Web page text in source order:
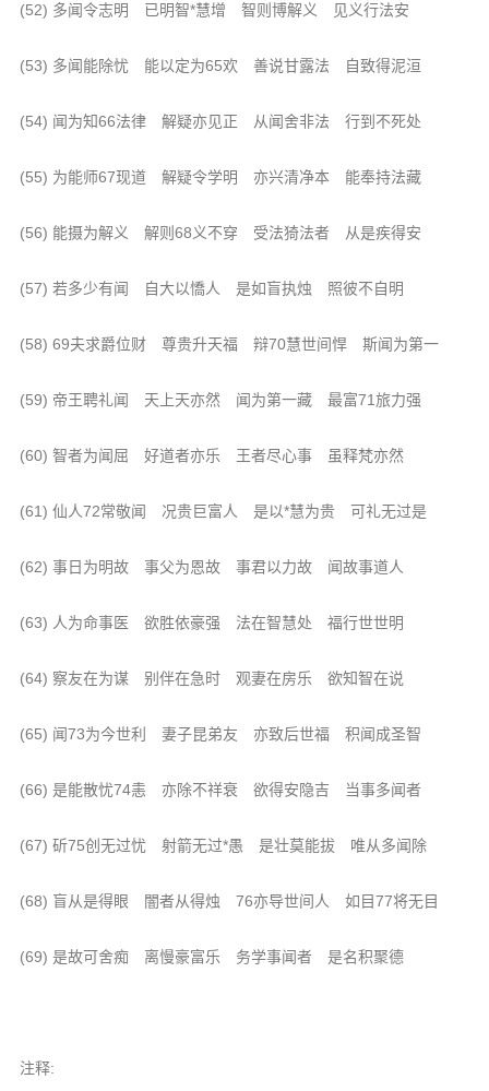
音频视频
弘法书籍
皈依斋戒
菩提静修营
信息公告
西园风光
(52) 多闻令志明 已明智*慧增 智则博解义 见义行法安
(53) 多闻能除忧 能以定为65欢 善说甘露法 自致得泥洹
(54) 闻为知66法律 解疑亦见正 从闻舍非法 行到不死处
(55) 为能师67现道 解疑令学明 亦兴清净本 能奉持法藏
(56) 能摄为解义 解则68义不穿 受法猗法者 从是疾得安
(57) 若多少有闻 自大以憍人 是如盲执烛 照彼不自明
(58) 69夫求爵位财 尊贵升天福 辩70慧世间悍 斯闻为第一
(59) 帝王聘礼闻 天上天亦然 闻为第一藏 最富71旅力强
(60) 智者为闻屈 好道者亦乐 王者尽心事 虽释梵亦然
(61) 仙人72常敬闻 况贵巨富人 是以*慧为贵 可礼无过是
(62) 事日为明故 事父为恩故 事君以力故 闻故事道人
(63) 人为命事医 欲胜依豪强 法在智慧处 福行世世明
(64) 察友在为谋 别伴在急时 观妻在房乐 欲知智在说
(65) 闻73为今世利 妻子昆弟友 亦致后世福 积闻成圣智
(66) 是能散忧74恚 亦除不祥衰 欲得安隐吉 当事多闻者
(67) 斫75创无过忧 射箭无过*愚 是壮莫能拔 唯从多闻除
(68) 盲从是得眼 闇者从得烛 76亦导世间人 如目77将无目
(69) 是故可舍痴 离慢豪富乐 务学事闻者 是名积聚德
注释: